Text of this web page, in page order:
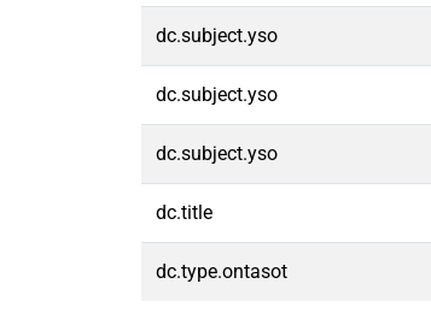
dc.subject.yso
dc.subject.yso
dc.subject.yso
dc.title
dc.type.ontasot